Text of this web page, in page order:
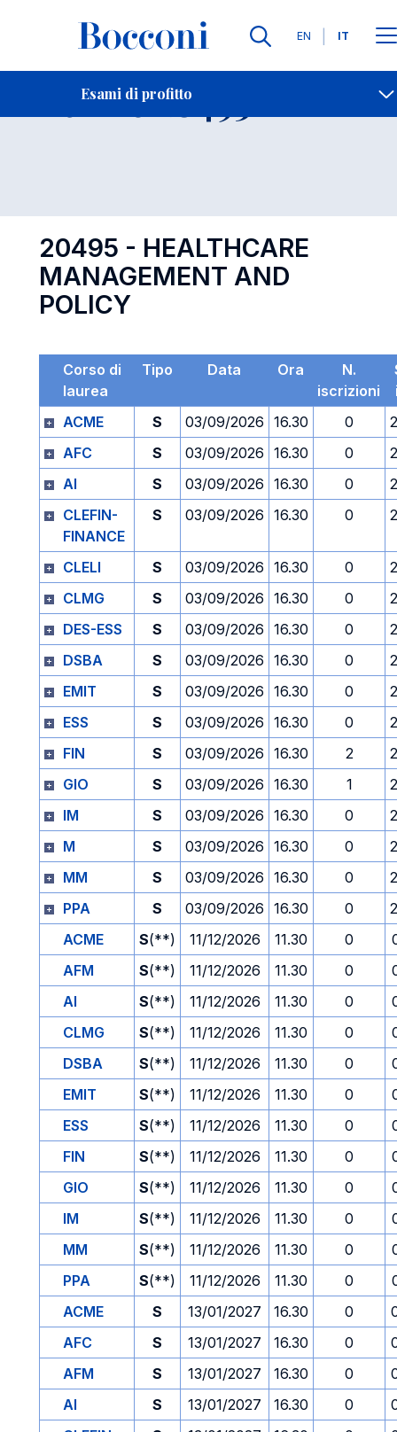
Lingue
EN IT
Esami di profitto
Contatti
Esame 20495 Open
20495 - HEALTHCARE
MANAGEMENT AND
POLICY
Corso di
laurea
Tipo Data Ora
N.
iscrizioni
ACME
S 03/09/2026 16.30 0
AFC
S 03/09/2026 16.30 0
AI
S 03/09/2026 16.30 0
CLEFIN-
FINANCE
S 03/09/2026 16.30 0
CLELI S 03/09/2026 16.30 0
CLMG
S 03/09/2026 16.30 0
DES-ESS
S 03/09/2026 16.30 0
DSBA
S 03/09/2026 16.30 0
EMIT
S 03/09/2026 16.30 0
ESS
S 03/09/2026 16.30 0
FIN
S 03/09/2026 16.30 2
GIO
S 03/09/2026 16.30 1
IM
S 03/09/2026 16.30 0
M
S 03/09/2026 16.30 0
MM
S 03/09/2026 16.30 0
PPA
S 03/09/2026 16.30 0
ACME
S(**) 11/12/2026 11.30 0
AFM
S(**) 11/12/2026 11.30 0
AI
S(**) 11/12/2026 11.30 0
CLMG
S(**) 11/12/2026 11.30 0
DSBA
S(**) 11/12/2026 11.30 0
EMIT
S(**) 11/12/2026 11.30 0
ESS
S(**) 11/12/2026 11.30 0
FIN
S(**) 11/12/2026 11.30 0
GIO
S(**) 11/12/2026 11.30 0
IM
S(**) 11/12/2026 11.30 0
MM
S(**) 11/12/2026 11.30 0
PPA
S(**) 11/12/2026 11.30 0
ACME
S 13/01/2027 16.30 0
AFC
S 13/01/2027 16.30 0
AFM
S 13/01/2027 16.30 0
AI
S 13/01/2027 16.30 0